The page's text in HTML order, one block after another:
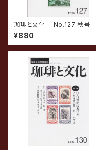
珈琲と文化 No.127 秋号
¥880